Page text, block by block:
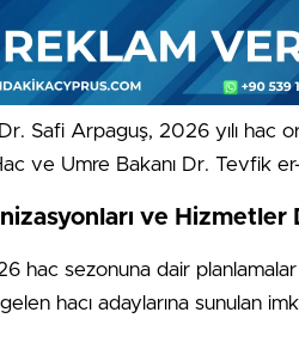
Safi Arpaguş, 2026 yılı hac
ve Umre Bakanı Dr. Tevfik
ve
hac sezonuna dair
gelen hacı adaylarına sunulan